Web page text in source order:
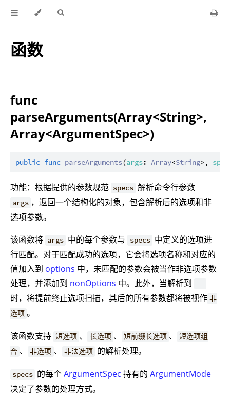
函数
func
parseArguments(Array<String>,
Array<ArgumentSpec>)
public func parseArguments(args: Array<String>,
功能：根据提供的参数规范 specs 解析命令行参数
args ，返回一个结构化的对象，包含解析后的选项和非
选项参数。
该函数将 args 中的每个参数与 specs 中定义的选项进
行匹配。对于匹配成功的选项，它会将选项名称和对应的
值加入到 options 中，未匹配的参数会被当作非选项参数
处理，并添加到 nonOptions 中。此外，当解析到 --
时，将提前终止选项扫描，其后的所有参数都将被视作 非
选项 。
该函数支持 短选项 、 长选项 、 短前缀长选项 、
短选项组
合 、 非选项 、 非法选项 的解析处理。
specs 的每个ArgumentSpec 持有的ArgumentMode
决定了参数的处理方式。